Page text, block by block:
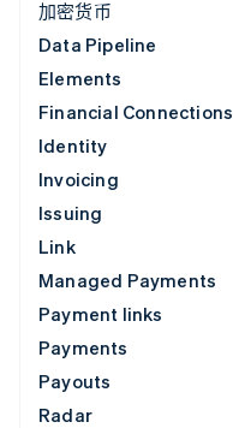
加密货币
Data Pipeline
Elements
Financial Connections
Identity
Invoicing
Issuing
Link
Managed Payments
Payment links
Payments
Payouts
Radar